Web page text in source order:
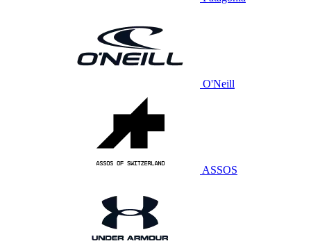
O'Neill
ASSOS